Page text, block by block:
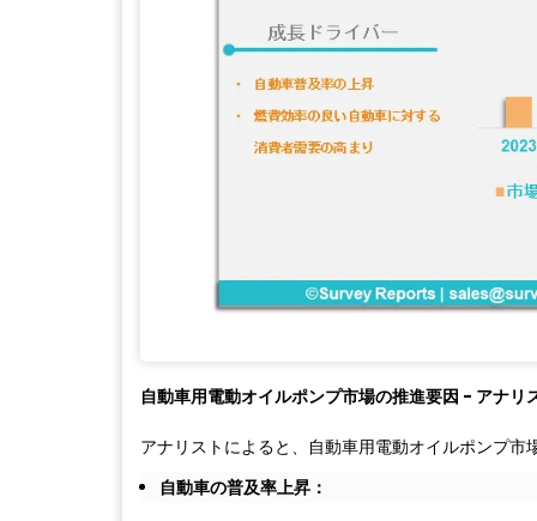
自動車用電動オイルポンプ市場の推進要因 - アナリ
アナリストによると、自動車用電動オイルポンプ市
自動車の普及率上昇：